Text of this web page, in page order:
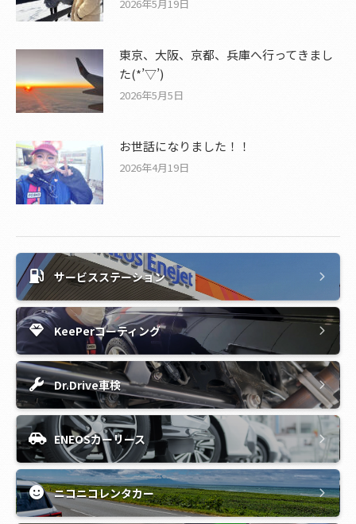
2026年5月19日
東京、大阪、京都、兵庫へ行ってきまし
た(*’▽’)
2026年5月5日
お世話になりました！！
2026年4月19日
サービスステーション
KeePerコーティング
Dr.Drive車検
ENEOSカーリース
ニコニコレンタカー